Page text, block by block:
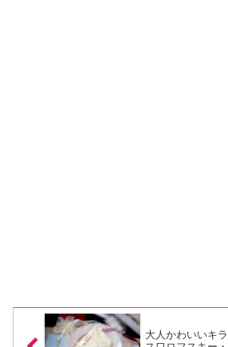
大人かわいいキ